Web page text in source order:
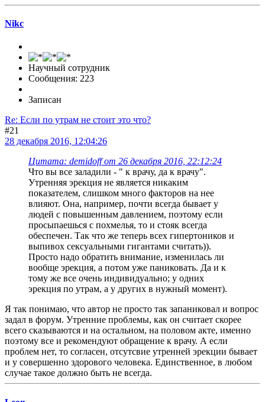
Nikc
Научный сотрудник
Сообщения: 223
Записан
Re: Если по утрам не стоит это что?
#21
28 декабря 2016, 12:04:26
Цитата: demidoff от 26 декабря 2016, 22:12:24
Что вы все заладили - " к врачу, да к врачу".
Утренняя эрекция не является никаким
показателем, слишком много факторов на нее
влияют. Она, например, почти всегда бывает у
людей с повышенным давлением, поэтому если
просыпаешься с похмелья, то и стояк всегда
обеспечен. Так что же теперь всех гипертоников и
выпивох сексуальными гигантами считать)).
Просто надо обратить внимание, изменилась ли
вообще эрекция, а потом уже паниковать. Да и к
тому же все очень индивидуально; у одних
эрекция по утрам, а у других в нужный момент).
Я так понимаю, что автор не просто так запаниковал и вопрос
задал в форум. Утренние проблемы, как он считает скорее
всего сказываются и на остальном, на половом акте, именно
поэтому все и рекомендуют обращение к врачу. А если
проблем нет, то согласен, отсутсвие утренней эрекции бывает
и у совершенно здорового человека. Единственное, в любом
случае такое должно быть не всегда.